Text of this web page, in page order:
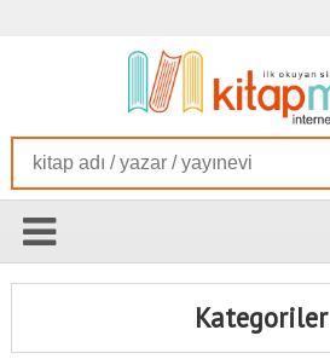
Kategoriler